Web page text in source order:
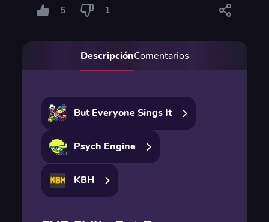
5 1
DescripciónComentarios
But Everyone Sings It
Psych Engine
KBH